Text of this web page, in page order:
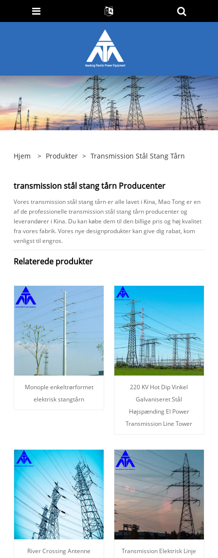
Hjem > Produkter > Transmission Stål Stang Tårn
transmission stål stang tårn Producenter
Vores transmission stål stang tårn er alle lavet i Kina, Mao Tong er en
af ​​de professionelle transmission stål stang tårn producenter og
leverandører i Kina. Du kan købe dem til den billige pris og høj kvalitet
fra vores fabrik. Vores nye designprodukter kan give dig rabat, kom
venligst til engros.
Relaterede produkter
Monople enkeltrørformet
elektrisk stangtårn
220 KV Hot Dip Vinkel
Galvaniseret Stål
Højspænding El Power
Transmission Line Tower
River Crossing Antenne
Transmission Elektrisk Linje